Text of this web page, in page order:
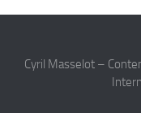
Cyril Masselot –